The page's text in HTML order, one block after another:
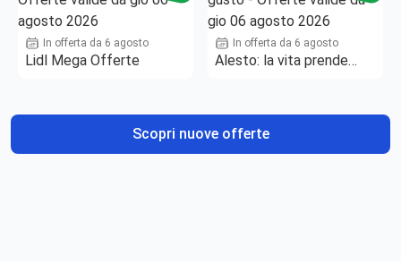
In offerta da 6 agosto
Lidl Mega Offerte
In offerta da 6 agosto
Alesto: la vita prende
Scopri nuove offerte